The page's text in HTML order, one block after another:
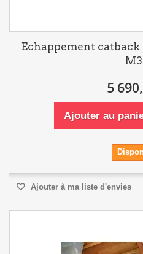
Echappement
5
Ajouter au
Ajouter à ma liste d'envies